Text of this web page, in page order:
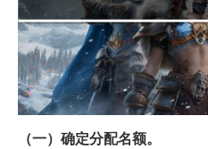
（一）确定分配名额。